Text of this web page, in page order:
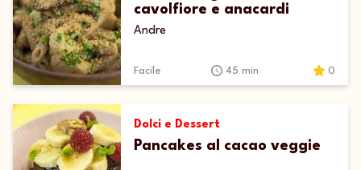
cavolfiore e anacardi
Andre
Facile 45 min 0
Dolci e Dessert
Pancakes al cacao veggie